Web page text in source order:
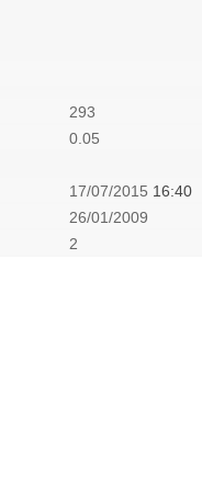
293
0.05
17/07/2015 16:40
26/01/2009
2